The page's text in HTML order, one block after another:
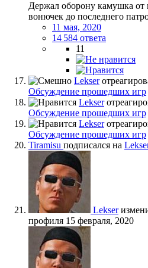
Держал оборону камушка от
вонючек до последнего
11 мая, 2020
14 584 ответа
11
Lekser
Обсуждение прошедших игр
Lekser
Обсуждение прошедших игр
Lekser
Обсуждение прошедших игр
Tiramisu подписался на
Lekser
профиля 15 февраля, 2020